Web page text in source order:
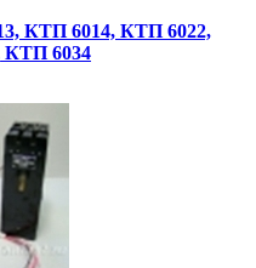
КТП 6014, КТП 6022,
КТП 6034